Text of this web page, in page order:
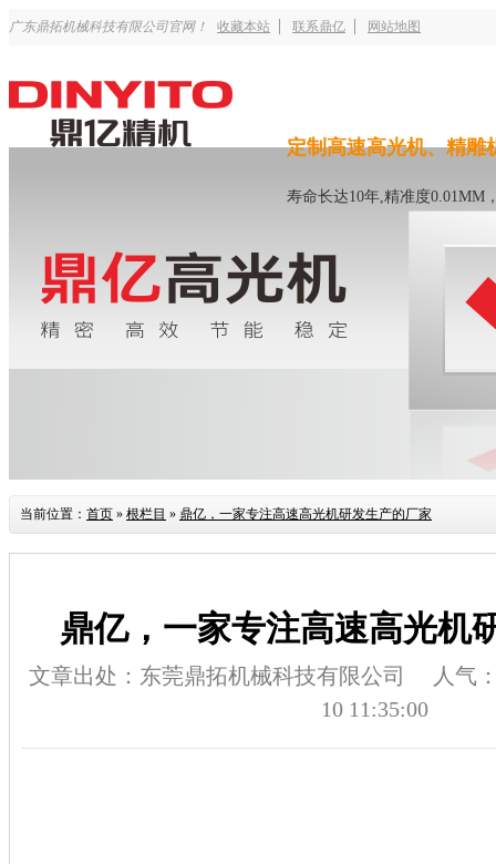
广东鼎拓机械科技有限公司官网！ 收藏本站 联系鼎亿 网站地图
定制高速高光机、精雕
寿命长达10年,精准度0.01MM
当前位置： 首页 » 根栏目 » 鼎亿，一家专注高速高光机研发生产的厂家
鼎亿，一家专注高速高光机
文章出处：东莞鼎拓机械科技有限公司
人气
10 11:35:00